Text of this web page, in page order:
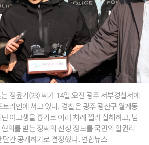
장윤기(23) 씨가 14일 오전 광주 서부경찰서에
라인에 서고 있다. 경찰은 광주 광산구 월계동
여고생을 흉기로 여러 차례 찔러 살해하고, 남
의를 받는 장씨의 신상 정보를 국민의 알권리
간 공개하기로 결정했다. 연합뉴스